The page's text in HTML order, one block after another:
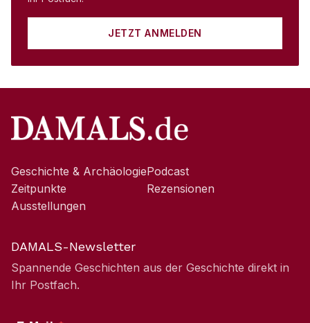
JETZT ANMELDEN
Geschichte & Archäologie
Zeitpunkte
Ausstellungen
Podcast
Rezensionen
DAMALS-Newsletter
Spannende Geschichten aus der Geschichte direkt in
Ihr Postfach.